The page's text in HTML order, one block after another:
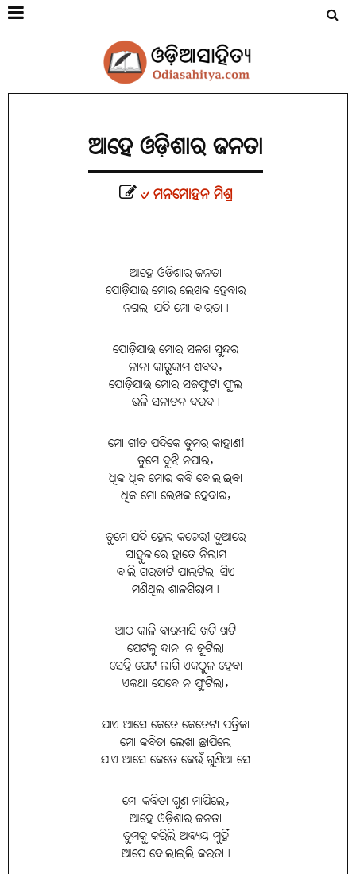
ଆହେ ଓଡ଼ିଶାର ଜନତା
୰ ମନମୋହନ ମିଶ୍ର
ଆହେ ଓଡ଼ିଶାର ଜନତା
ପୋଡ଼ିଯାଉ ମୋର ଲେଖକ ହେବାର
ନଗଲା ଯଦି ମୋ ବାରତା।
ପୋଡ଼ିଯାଉ ମୋର ସଳଖ ସୁନ୍ଦର
ନାନା କାରୁକାମ ଶବଦ,
ପୋଡ଼ିଯାଉ ମୋର ସଜଫୁଟା ଫୁଲ
ଭଳି ସନାତନ ଦରଦ।
ମୋ ଗୀତ ପଦିକେ ତୁମର କାହାଣୀ
ତୁମେ ବୁଝି ନପାର,
ଧିକ ଧିକ ମୋର କବି ବୋଲାଇବା
ଧିକ ମୋ ଲେଖକ ହେବାର,
ତୁମେ ଯଦି ହେଲ କଚେରୀ ଦୁଆରେ
ସାହୁକାରେ ହାତେ ନିଲାମ
ବାଲି ଗରଡ଼ାଟି ପାଲଟିଲା ସିଏ
ମଣିଥିଲ ଶାଳଗିରାମ।
ଆଠ କାଳି ବାରମାସି ଖଟି ଖଟି
ପେଟକୁ ଦାନା ନ ଜୁଟିଲା
ସେହି ପେଟ ଲାଗି ଏକଠୁଳ ହେବା
ଏକଥା ଯେବେ ନ ଫୁଟିଲା,
ଯାଏ ଆସେ କେତେ କେତେଟା ପତ୍ରିକା
ମୋ କବିତା ଲେଖା ଛାପିଲେ
ଯାଏ ଆସେ କେତେ କେଉଁ ଗୁଣିଆ ସେ
ମୋ କବିତା ଗୁଣ ମାପିଲେ,
ଆହେ ଓଡ଼ିଶାର ଜନତା
ତୁମକୁ କରିଲି ଅବ୍ୟୟ ମୁହିଁ
ଆପେ ବୋଲାଇଲି କରତା।